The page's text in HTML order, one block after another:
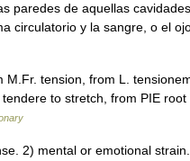
paredes de aquellas
circulatorio y la sangre, o el
tension, from L.
to stretch, from PIE root
2) mental or emotional